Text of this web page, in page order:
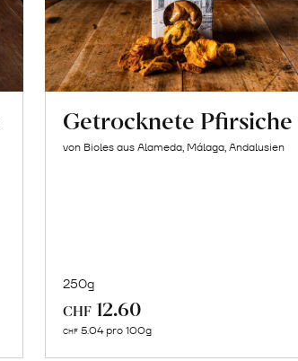
Getrocknete Pfirsiche
von Bioles aus Alameda, Málaga, Andalusien
250g
CHF 12.60
CHF 5.04 pro 100g